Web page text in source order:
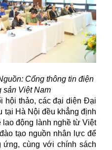
Cổng thông tin điện
sản Việt Nam
hội thảo, các đại diện Đại
Hà Nội đều khẳng định
động lành nghề từ Việt
tạo nguồn nhân lực để
cùng với chính sách